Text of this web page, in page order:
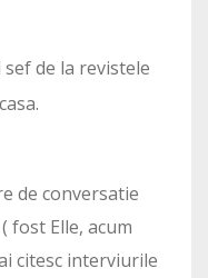
de la revistele
de conversatie
fost Elle, acum
citesc interviurile